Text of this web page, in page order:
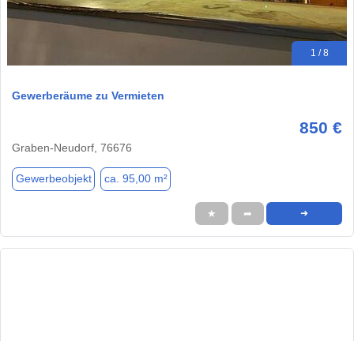
1 / 8
Gewerberäume zu Vermieten
850 €
Graben-Neudorf, 76676
Gewerbeobjekt ca. 95,00 m²
★ ➦ ➜